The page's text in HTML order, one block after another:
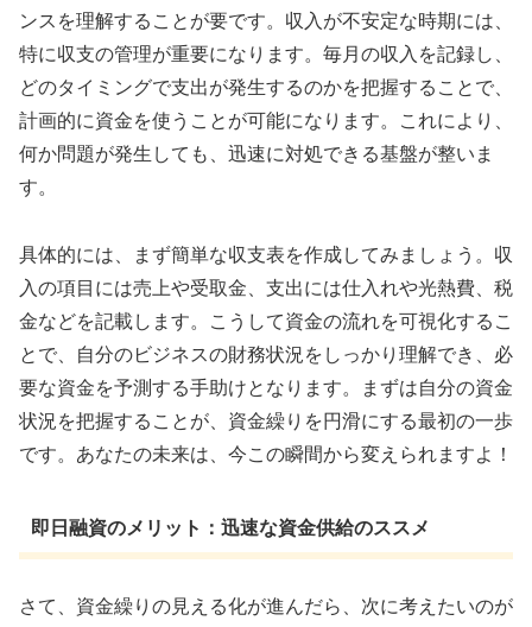
ンスを理解することが要です。収入が不安定な時期には、
特に収支の管理が重要になります。毎月の収入を記録し、
どのタイミングで支出が発生するのかを把握することで、
計画的に資金を使うことが可能になります。これにより、
何か問題が発生しても、迅速に対処できる基盤が整いま
す。
具体的には、まず簡単な収支表を作成してみましょう。収
入の項目には売上や受取金、支出には仕入れや光熱費、税
金などを記載します。こうして資金の流れを可視化するこ
とで、自分のビジネスの財務状況をしっかり理解でき、必
要な資金を予測する手助けとなります。まずは自分の資金
状況を把握することが、資金繰りを円滑にする最初の一歩
です。あなたの未来は、今この瞬間から変えられますよ！
即日融資のメリット：迅速な資金供給のススメ
さて、資金繰りの見える化が進んだら、次に考えたいのが